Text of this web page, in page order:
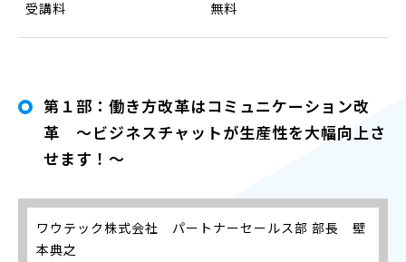
受講料 無料
第１部：働き方改革はコミュニケーション改
革 ～ビジネスチャットが生産性を大幅向上さ
せます！～
ワウテック株式会社 パートナーセールス部 部長 壁
本典之